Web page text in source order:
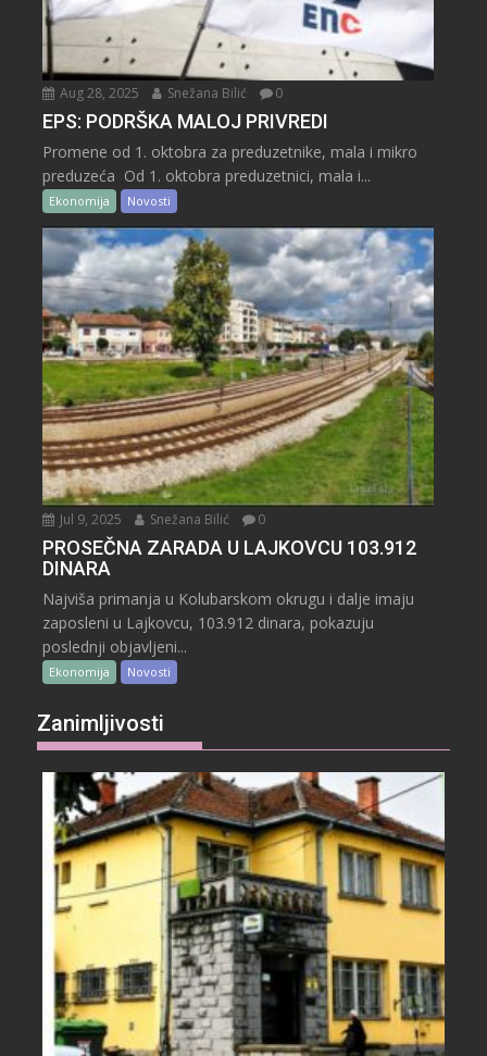
Aug 28, 2025 Snežana Bilić 0
EPS: PODRŠKA MALOJ PRIVREDI
Promene od 1. oktobra za preduzetnike, mala i mikro
preduzeća Od 1. oktobra preduzetnici, mala i...
Ekonomija Novosti
Jul 9, 2025 Snežana Bilić 0
PROSEČNA ZARADA U LAJKOVCU 103.912
DINARA
Najviša primanja u Kolubarskom okrugu i dalje imaju
zaposleni u Lajkovcu, 103.912 dinara, pokazuju
poslednji objavljeni...
Ekonomija Novosti
Zanimljivosti